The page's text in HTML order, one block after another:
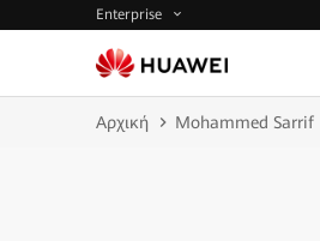
Enterprise
Αρχική Mohammed Sarrif